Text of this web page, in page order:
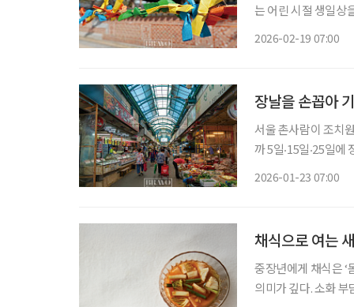
는 어린 시절 생일상
2026-02-19 07:00
장날을 손꼽아
서울 촌사람이 조치
까 5일‧15일‧25일
2026-01-23 07:00
채식으로 여는
중장년에게 채식은 ‘
의미가 깊다. 소화